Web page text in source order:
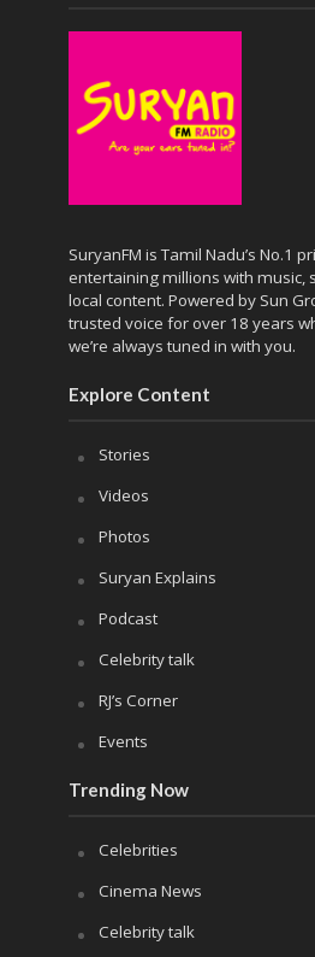
SuryanFM is Tamil Nadu’s No.1
entertaining millions with music,
local content. Powered by Sun
trusted voice for over 18 years
we’re always tuned in with you.
Explore Content
Stories
Videos
Photos
Suryan Explains
Podcast
Celebrity talk
RJ’s Corner
Events
Trending Now
Celebrities
Cinema News
Celebrity talk